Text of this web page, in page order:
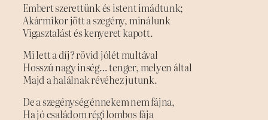
Embert szerettünk és istent imádtunk;
Akármikor jött a szegény, minálunk
Vigasztalást és kenyeret kapott.
Mi lett a díj? rövid jólét multával
Hosszú nagy inség… tenger, melyen által
Majd a halálnak révéhez jutunk.
De a szegénység énnekem nem fájna,
Ha jó családom régi lombos fája